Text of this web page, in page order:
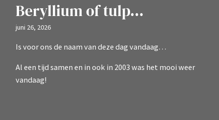
Beryllium of tulp…
juni 26, 2026
Is voor ons de naam van deze dag vandaag…
Al een tijd samen en in ook in 2003 was het mooi weer
vandaag!